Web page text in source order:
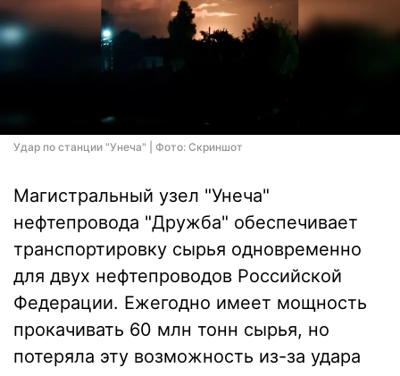
Удар по станции "Унеча" | Фото: Скриншот
Магистральный узел "Унеча"
нефтепровода "Дружба" обеспечивает
транспортировку сырья одновременно
для двух нефтепроводов Российской
Федерации. Ежегодно имеет мощность
прокачивать 60 млн тонн сырья, но
потеряла эту возможность из-за удара